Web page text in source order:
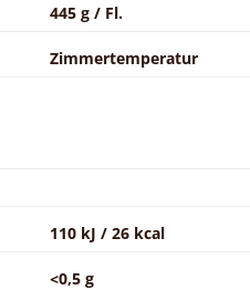
445 g / Fl.
Zimmertemperatur
110 kJ / 26 kcal
<0,5 g